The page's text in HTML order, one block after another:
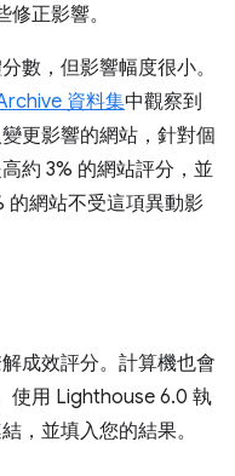
正影響。
數，但影響幅度很小。
資料集中觀察到
更影響的網站，針對個
約 3% 的網站評分，並
的網站不受這項異動影
解成效評分。計算機也會
使用 Lighthouse 6.0 執
，並填入您的結果。